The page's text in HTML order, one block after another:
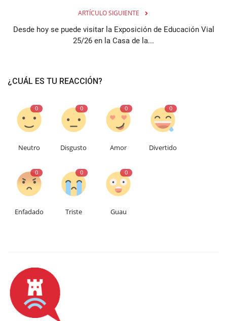
ARTÍCULO SIGUIENTE
Desde hoy se puede visitar la Exposición de Educación Vial
25/26 en la Casa de la...
¿CUÁL ES TU REACCIÓN?
0
Neutro
0
Disgusto
0
Amor
0
Divertido
0
Enfadado
0
Triste
0
Guau